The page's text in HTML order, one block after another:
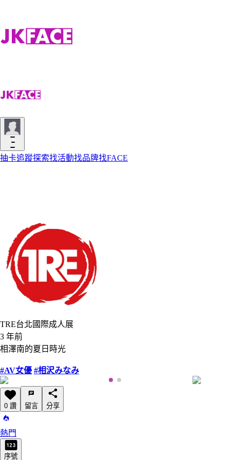
抽卡追蹤探索找活動找品牌找FACE
TRE台北國際成人展
3 年前
相澤南的夏日時光
#AV女優 #相沢みなみ
0 讚 留言 分享
熱門
序號